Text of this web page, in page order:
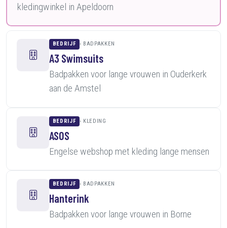
kledingwinkel in Apeldoorn
BEDRIJF BADPAKKEN
A3 Swimsuits
Badpakken voor lange vrouwen in Ouderkerk
aan de Amstel
BEDRIJF KLEDING
ASOS
Engelse webshop met kleding lange mensen
BEDRIJF BADPAKKEN
Hanterink
Badpakken voor lange vrouwen in Borne